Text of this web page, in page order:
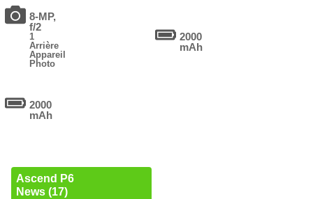
8-MP,
f/2
1
Arrière
Appareil
Photo
2000
mAh
Ascend P6
News (17)
2000
mAh